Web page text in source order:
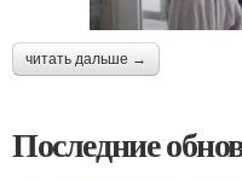
читать дальше →
Последние